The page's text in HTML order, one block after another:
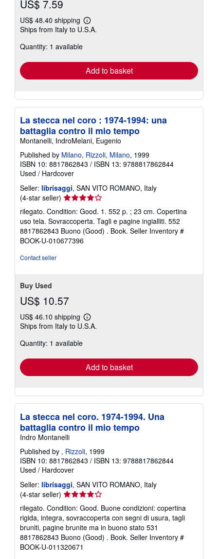
US$ 7.59
US$ 48.40 shipping
Learn
more
Ships from Italy to U.S.A.
Quantity: 1 available
Add to basket
La stecca nel coro : 1974-1994: una
battaglia contro il mio tempo
Montanelli, IndroMelani, Eugenio
Published by Milano, Rizzoli, Milano, 1999
ISBN 10: 8817862843 / ISBN 13: 9788817862844
Used / Hardcover
Seller: librisaggi, SAN VITO ROMANO, Italy
(4-star seller) Seller
rating
4
out
of
5
rilegato. Condition: Good. 1. 552 p. ; 23 cm. Copertina
uso tela. Sovraccoperta. Tagli e pagine ingialliti. 552
8817862843 Buono (Good) . Book. Seller Inventory #
BOOK-U-010677396
Contact seller
Buy Used
US$ 10.57
US$ 46.10 shipping
Learn
more
Ships from Italy to U.S.A.
Quantity: 1 available
Add to basket
La stecca nel coro. 1974-1994. Una
battaglia contro il mio tempo
Indro Montanelli
Published by , Rizzoli, 1999
ISBN 10: 8817862843 / ISBN 13: 9788817862844
Used / Hardcover
Seller: librisaggi, SAN VITO ROMANO, Italy
(4-star seller) Seller
rating
4
out
of
5
stars
rilegato. Condition: Good. Buone condizioni: copertina
rigida, integra, sovraccoperta con segni di usura, tagli
bruniti, pagine brunite ma in buono stato 531
8817862843 Buono (Good) . Book. Seller Inventory #
BOOK-U-011320671